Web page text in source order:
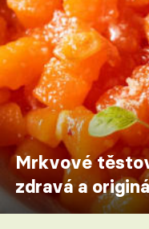
Mrkvové
zdravá a